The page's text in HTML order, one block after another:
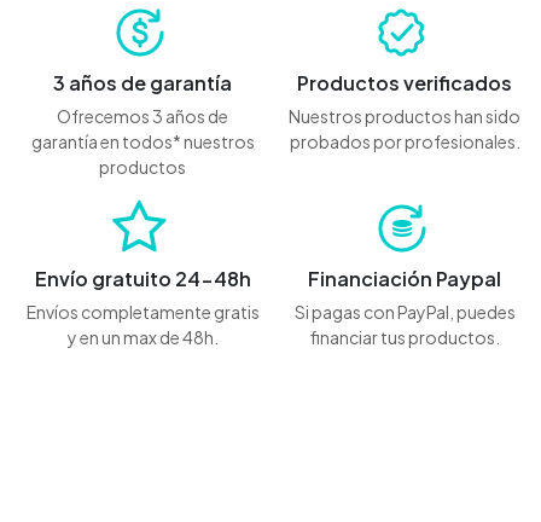
3 años de garantía
Ofrecemos 3 años de
garantía en todos* nuestros
productos
Productos verificados
Nuestros productos han sido
probados por profesionales.
Envío gratuito 24-48h
Envíos completamente gratis
y en un max de 48h.
Financiación Paypal
Si pagas con PayPal, puedes
financiar tus productos.